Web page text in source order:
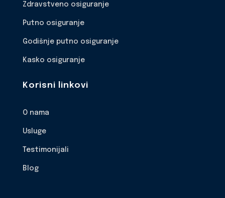
Zdravstveno osiguranje
Putno osiguranje
Godišnje putno osiguranje
Kasko osiguranje
Korisni linkovi
O nama
Usluge
Testimonijali
Blog